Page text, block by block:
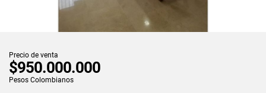
Precio de venta
$950.000.000
Pesos Colombianos